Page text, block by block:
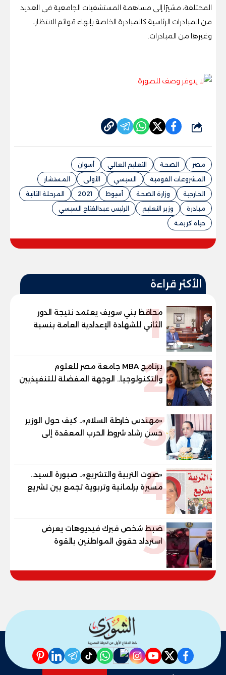
المختلفة، مشيرًا إلى مساهمة المستشفيات الجامعية فى العديد
من المبادرات الرئاسية كالمبادرة الخاصة بإنهاء قوائم الانتظار،
وغيرها من المبادرات.
شارك
مصر الصحة التعليم العالي
أسوان
المشروعات القومية
السيسي الأولى
المستشار
الخارجية
وزارة الصحة أسيوط 2021
المرحلة الثانية
مبادرة
وزير التعليم
الرئيس عبدالفتاح السيسي
حياة كريمة
الأكثر قراءة
1
محافظ بني سويف يعتمد نتيجة الدور
الثاني للشهادة الإعدادية العامة بنسبة
والنور للمكفوفين
2
برنامج MBA جامعة مصر للعلوم
والتكنولوجيا.. الوجهة المفضلة للتنفيذيين
وقيادات المؤسسات لصناعة قادة
3
«مهندس خارطة السلام».. كيف حول الوزير
حسن رشاد شروط الحرب المعقدة إلى
"خارطة طريق" للانسحاب والإعمار؟
4
«صوت التربية والتشريع».. صبورة السيد..
مسيرة برلمانية وتربوية تجمع بين تشريع
القوانين وصناعة الأجيال لبناء الإنسان
5
ضبط شخص فبرك فيديوهات يعرض
استرداد حقوق المواطنين بالقوة
facebook
twitter
youtube
instagram
nabd
whatsapp
tiktok
telegram
linkedin
pinterest